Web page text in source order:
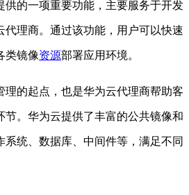
供的一项重要功能，主要服务于开发
代理商。通过该功能，用户可以快速
类镜像资源部署应用环境。
理的起点，也是华为云代理商帮助客
节。华为云提供了丰富的公共镜像和
系统、数据库、中间件等，满足不同